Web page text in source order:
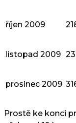
říjen 2009
listopad 2009
prosinec 2009
Prostě ke konci